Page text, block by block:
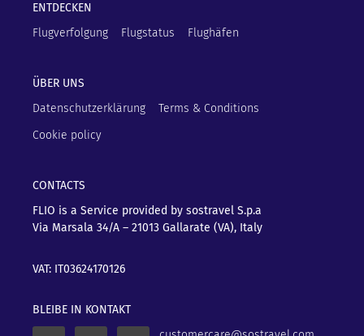
ENTDECKEN
Flugverfolgung
Flugstatus Flughäfen
ÜBER UNS
Datenschutzerklärung
Terms & Conditions
Cookie policy
CONTACTS
FLIO is a Service provided by sostravel S.p.a
Via Marsala 34/A – 21013 Gallarate (VA), Italy
VAT: IT03624170126
BLEIBE IN KONTAKT